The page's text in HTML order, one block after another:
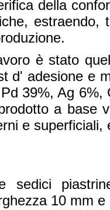
della
estraendo,
è stato
d' adesione e
39%, Ag
a base
e
sedici
10 mm